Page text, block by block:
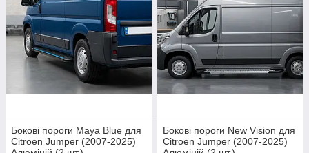
Бокові пороги Maya Blue для
Citroen Jumper (2007-2025)
Бокові пороги New Vision для
Citroen Jumper (2007-2025)